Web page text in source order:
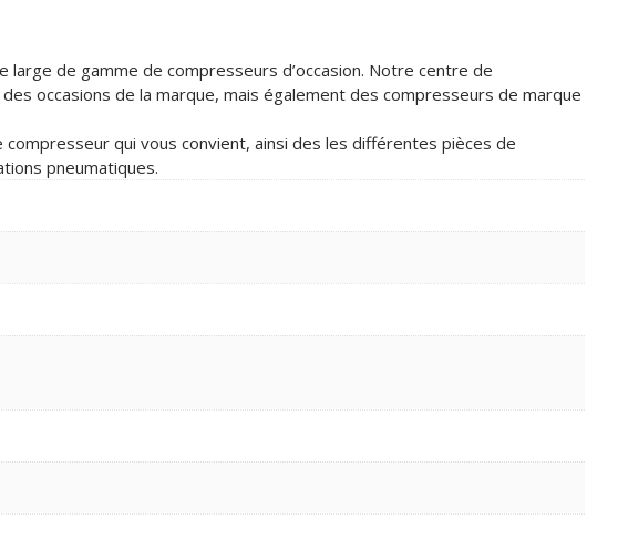
de gamme de compresseurs d’occasion. Notre centre de
occasions de la marque, mais également des compresseurs de marque
qui vous convient, ainsi des les différentes pièces de
pneumatiques.